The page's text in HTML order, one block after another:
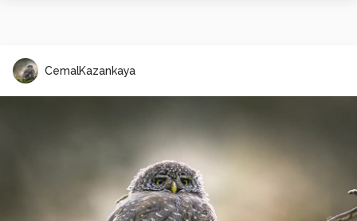
CemalKazankaya